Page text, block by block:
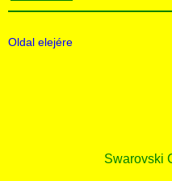
Oldal elejére
Swarovski